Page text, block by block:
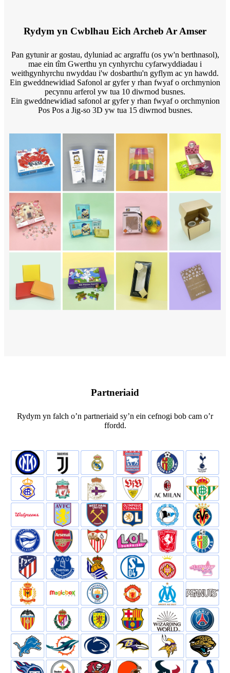
Rydym yn Cwblhau Eich Archeb Ar Amser
Pan gytunir ar gostau, dyluniad ac argraffu (os yw'n berthnasol),
mae ein tîm Gwerthu yn cynhyrchu cyfarwyddiadau i
weithgynhyrchu nwyddau i'w dosbarthu'n gyflym ac yn hawdd.
Ein gweddnewidiad Safonol ar gyfer y rhan fwyaf o orchmynion
pecynnu arferol yw tua 10 diwrnod busnes.
Ein gweddnewidiad safonol ar gyfer y rhan fwyaf o orchmynion
Pos Pos a Jig-so 3D yw tua 15 diwrnod busnes.
Partneriaid
Rydym yn falch o’n partneriaid sy’n ein cefnogi bob cam o’r
ffordd.